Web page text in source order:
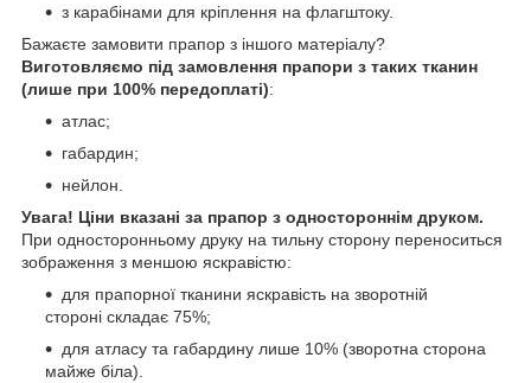
з карабінами для кріплення на флагштоку.
Бажаєте замовити прапор з іншого матеріалу?
Виготовляємо під замовлення прапори з таких тканин
(лише при 100% передоплаті):
атлас;
габардин;
нейлон.
Увага! Ціни вказані за прапор з одностороннім друком.
При односторонньому друку на тильну сторону переноситься
зображення з меншою яскравістю:
для прапорної тканини яскравість на зворотній
стороні складає 75%;
для атласу та габардину лише 10% (зворотна сторона
майже біла).